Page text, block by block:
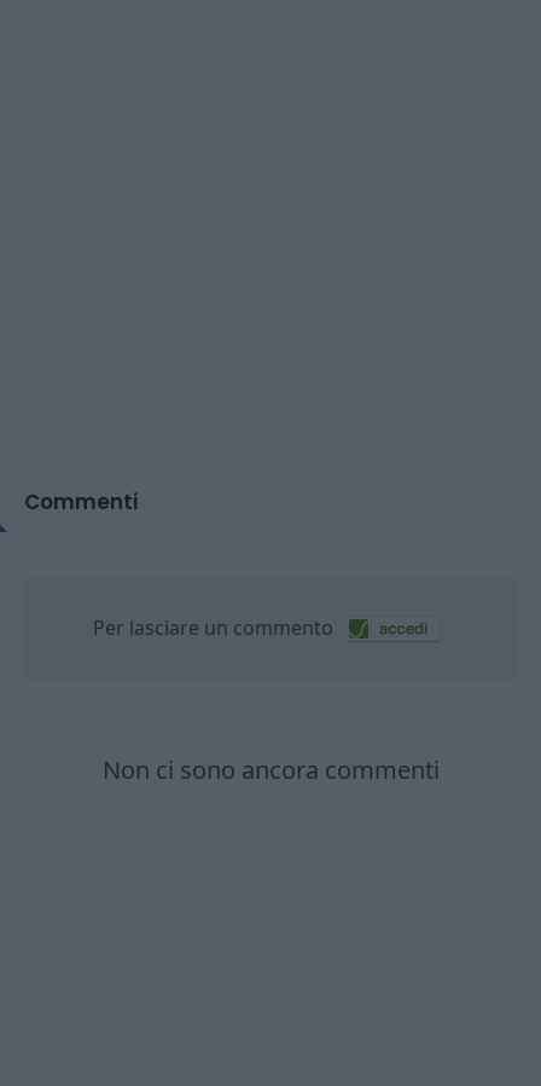
Commenti